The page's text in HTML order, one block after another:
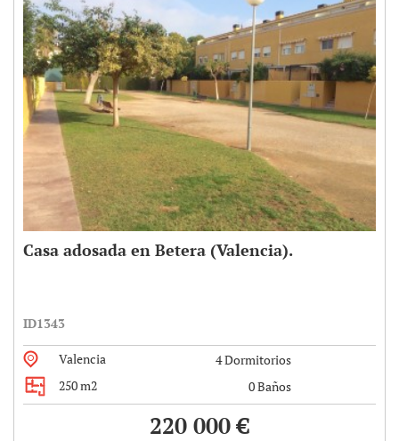
Casa adosada en Betera (Valencia).
ID1343
Valencia
4 Dormitorios
250 m2
0 Baños
220 000 €